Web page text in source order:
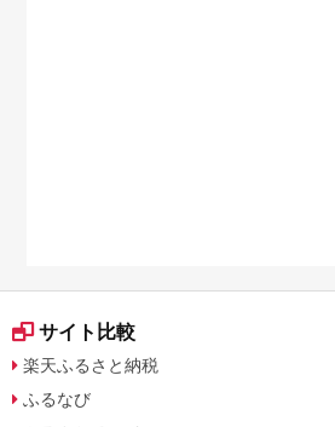
サイト比較
楽天ふるさと納税
ふるなび